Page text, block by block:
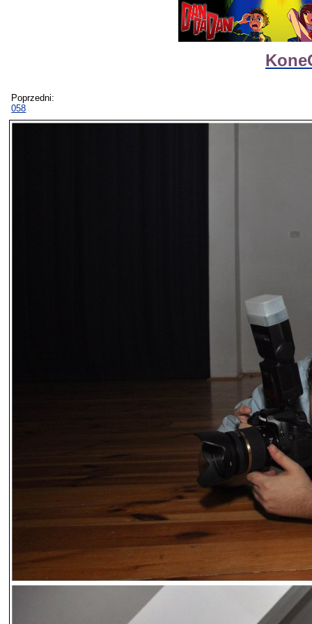
Poprzedni:
058